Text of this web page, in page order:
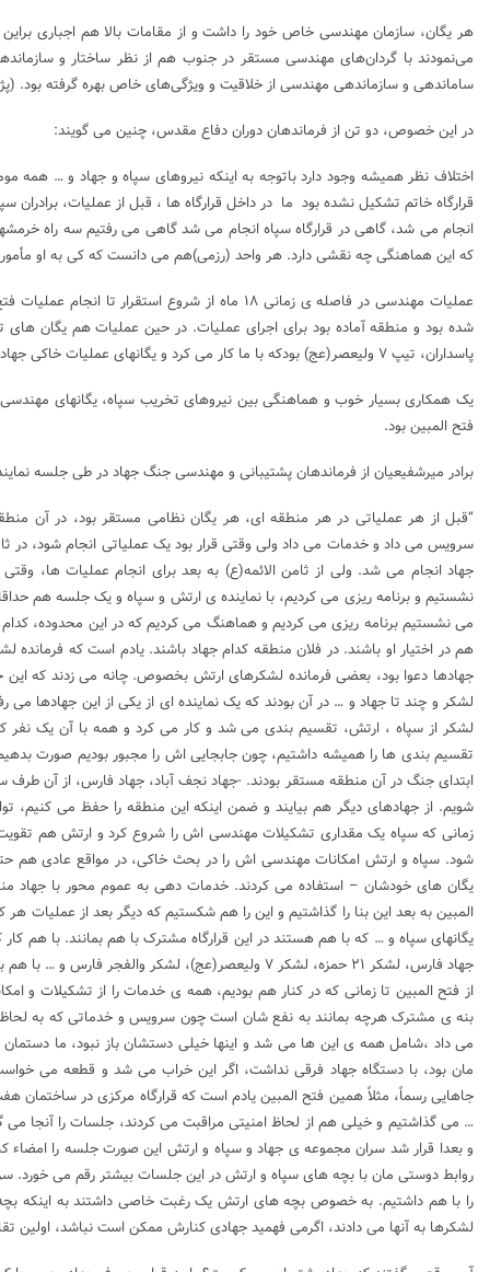
هر یگان، سازمان مهندسی خاص خود را داشت و از مقامات بالا هم اجباری
می‌نمودند با گردان‌های مهندسی مستقر در جنوب هم از نظر ساختار و
ساماندهی و سازماندهی مهندسی از خلاقیت و ویژگی‌های خاص بهره گرفته بود.
در این خصوص، دو تن از فرماندهان دوران دفاع مقدس، چنین می گویند:
اختلاف نظر همیشه وجود دارد باتوجه به اینکه نیروهای سپاه و جهاد و …
قرارگاه خاتم تشکیل نشده بود ما در داخل قرارگاه ها ، قبل از عملیات،
انجام می شد، گاهی در قرارگاه سپاه انجام می شد گاهی می رفتیم سه راه
که این هماهنگی چه نقشی دارد. هر واحد (رزمی)هم می دانست که کی به او
شده بود و منطقه آماده بود برای اجرای عملیات. در حین عملیات هم یگان های
پاسداران، تیپ ۷ ولیعصر(عج) بودکه با ما کار می کرد و یگانهای عملیات خاکی جهاد سازندگی، جهاد سازندگی اندیمشک و دزفول که با لشکر ۷ ولیعصر(عج) بودند.
یک همکاری بسیار خوب و هماهنگی بین نیروهای تخریب سپاه، یگانهای مهندسی
فتح المبین بود.
برادر میرشفیعیان از فرماندهان پشتیبانی و مهندسی جنگ جهاد در طی جلسه
“قبل از هر عملیاتی در هر منطقه ای، هر یگان نظامی مستقر بود، در آن
سرویس می داد و خدمات می داد ولی وقتی قرار بود یک عملیاتی انجام شود،
جهاد انجام می شد. ولی از ثامن الائمه(ع) به بعد برای انجام عملیات
نشستیم و برنامه ریزی می کردیم، با نماینده ی ارتش و سپاه و یک جلسه هم حداقل
می نشستیم برنامه ریزی می کردیم و هماهنگ می کردیم که در این محدوده،
هم در اختیار او باشند. در فلان منطقه کدام جهاد باشند. یادم است که
جهادها دعوا بود، بعضی فرمانده لشکرهای ارتش بخصوص. چانه می زدند که
لشکر و چند تا جهاد و … در آن بودند که یک نماینده ای از یکی از این جهادها
لشکر از سپاه ، ارتش، تقسیم بندی می شد و کار می کرد و همه با آن یک نفر
تقسیم بندی ها را همیشه داشتیم، چون جابجایی اش را مجبور بودیم صورت
ابتدای جنگ در آن منطقه مستقر بودند. -جهاد نجف آباد، جهاد فارس، از آن
شویم. از جهادهای دیگر هم بیایند و ضمن اینکه این منطقه را حفظ می کنیم،
زمانی که سپاه یک مقداری تشکیلات مهندسی اش را شروع کرد و ارتش هم تقویت
شود. سپاه و ارتش امکانات مهندسی اش را در بحث خاکی، در مواقع عادی هم حتی
یگان های خودشان – استفاده می کردند. خدمات دهی به عموم محور با جهاد
المبین به بعد این بنا را گذاشتیم و این را هم شکستیم که دیگر بعد از
یگانهای سپاه و … که با هم هستند در این قرارگاه مشترک با هم بمانند. با هم
جهاد فارس، لشکر ۲۱ حمزه، لشکر ۷ ولیعصر(عج)، لشکر
از فتح المبین تا زمانی که در کنار هم بودیم، همه ی خدمات را از تشکیلات و
بنه ی مشترک هرچه بمانند به نفع شان است چون سرویس و خدماتی که به لحاظ
می داد ،شامل همه ی این ها می شد و اینها خیلی دستشان باز نبود، ما دستمان
مان بود، با دستگاه جهاد فرقی نداشت، اگر این خراب می شد و قطعه می
جاهایی رسماً، مثلاً همین فتح المبین یادم است که قرارگاه مرکزی در
… می گذاشتیم و خیلی هم از لحاظ امنیتی مراقبت می کردند، جلسات را
و بعدا قرار شد سران مجموعه ی جهاد و سپاه و ارتش این صورت جلسه را
روابط دوستی مان با بچه های سپاه و ارتش در این جلسات بیشتر رقم می
را با هم داشتیم. به خصوص بچه های ارتش یک رغبت خاصی داشتند به اینکه
لشکرها به آنها می دادند، اگرمی فهمید جهادی کنارش ممکن است نباشد، اولین